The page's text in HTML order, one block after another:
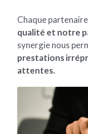
Chaque
qualité et notre
synergie nous
prestations
attentes.​